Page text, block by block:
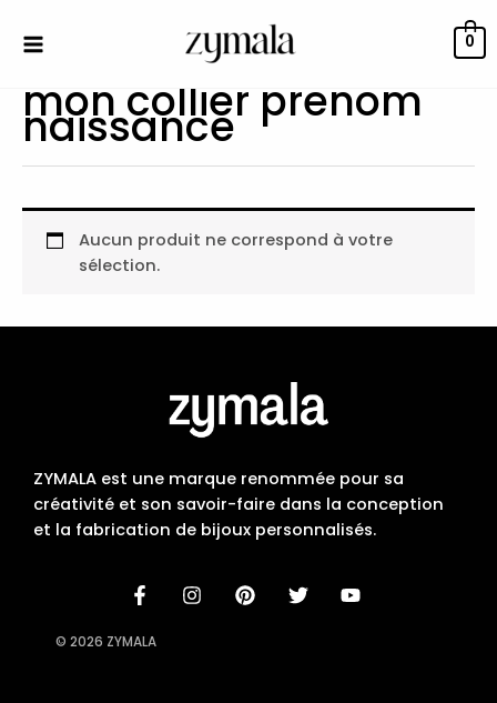
0
mon collier prenom
naissance
Aucun produit ne correspond à votre
sélection.
ZYMALA est une marque renommée pour sa
créativité et son savoir-faire dans la conception
et la fabrication de bijoux personnalisés.
© 2026 ZYMALA